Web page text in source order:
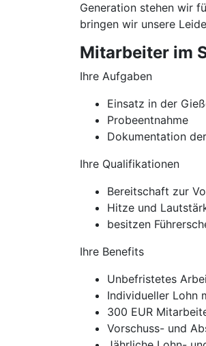
Generation stehen wir
bringen wir unsere
Mitarbeiter im
Ihre Aufgaben
Einsatz in der
Probeentnahme
Dokumentation
Ihre Qualifikationen
Bereitschaft zur
Hitze und
besitzen
Ihre Benefits
Unbefristetes
Individueller Lohn
300 EUR
Vorschuss- und